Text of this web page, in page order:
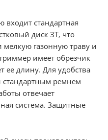
входит стандартная
диск 3T, что
мелкую газонную траву и
имеет обрезчик
ее длину. Для удобства
стандартным ремнем
отвечает
система. Защитные